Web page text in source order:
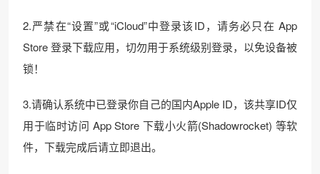
2.严禁在“设置”或“iCloud”中登录该ID，请务必只在 App
Store 登录下载应用，切勿用于系统级别登录，以免设备被
锁！
3.请确认系统中已登录你自己的国内Apple ID，该共享ID仅
用于临时访问 App Store 下载小火箭(Shadowrocket) 等软
件，下载完成后请立即退出。